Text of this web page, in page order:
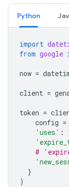
Python
import
from google
now =
client =
token =
config =
'uses' :
#
}
)